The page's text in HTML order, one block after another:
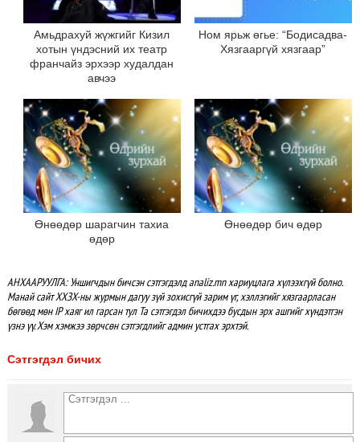
Амьдрахуй жүжгийг Кизил
хотын үндэсний их театр
франчайз эрхээр худалдан
авчээ
Ном ярьж өгье: “Бодисадва-
Хязгааргүй хязгаар”
Өнөөдөр шарагчин тахиа
өдөр
Өнөөдөр бич өдөр
АНХААРУУЛГА: Уншигчдын бичсэн сэтгэгдэлд analiz.mn хариуцлага хүлээхгүй болно.
Манай сайт ХХЗХ-ны журмын дагуу зүй зохисгүй зарим үг, хэллэгийг хязгаарласан
бөгөөд мөн IP хаяг ил гарсан тул Та сэтгэгдэл бичихдээ бусдын эрх ашгийг хүндэтгэн
үзнэ үү. Хэм хэмжээ зөрчсөн сэтгэгдлийг админ устгах эрхтэй.
Сэтгэгдэл бичих